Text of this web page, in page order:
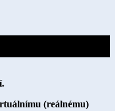
(reálnému)